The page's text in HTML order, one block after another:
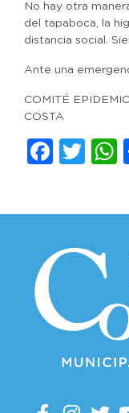
No hay otra
del tapaboca, la
distancia social.
Ante una
COMITÉ
COSTA